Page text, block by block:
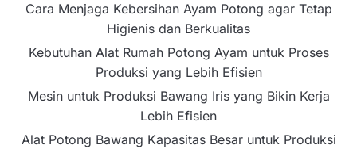
Cara Menjaga Kebersihan Ayam Potong agar Tetap
Higienis dan Berkualitas
Kebutuhan Alat Rumah Potong Ayam untuk Proses
Produksi yang Lebih Efisien
Mesin untuk Produksi Bawang Iris yang Bikin Kerja
Lebih Efisien
Alat Potong Bawang Kapasitas Besar untuk Produksi